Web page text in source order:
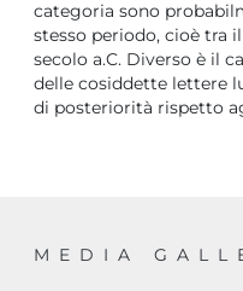
categoria sono
stesso periodo, cioè tra
secolo a.C. Diverso è il
delle cosiddette lettere
di posteriorità rispetto
MEDIA